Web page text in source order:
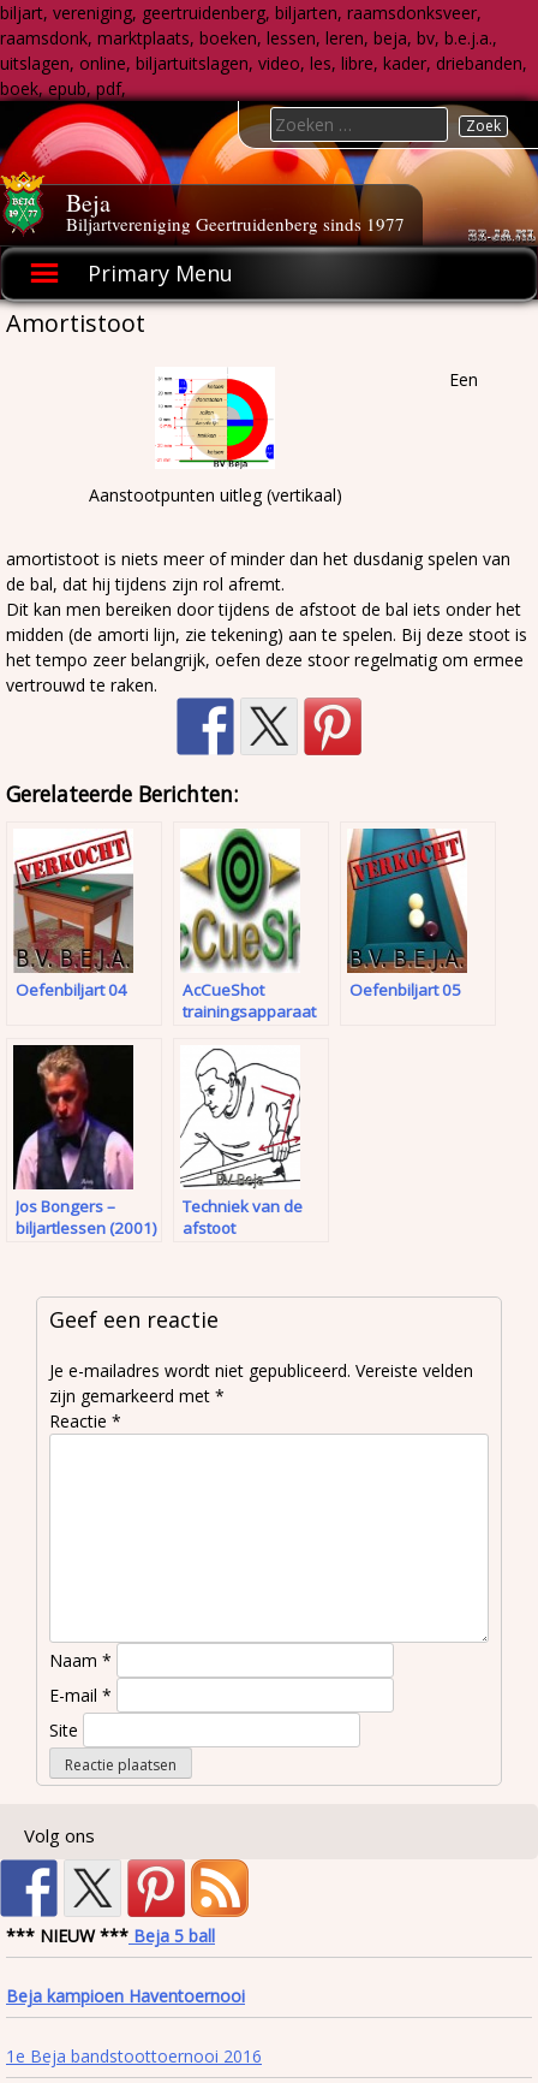
biljart, vereniging, geertruidenberg, biljarten, raamsdonksveer,
raamsdonk, marktplaats, boeken, lessen, leren, beja, bv, b.e.j.a.,
uitslagen, online, biljartuitslagen, video, les, libre, kader, driebanden,
boek, epub, pdf,
to
content
Beja
Biljartvereniging Geertruidenberg sinds 1977
Primary Menu
Search
for:
Amortistoot
Aanstootpunten uitleg (vertikaal)
Een
amortistoot is niets meer of minder dan het dusdanig spelen van
de bal, dat hij tijdens zijn rol afremt.
Dit kan men bereiken door tijdens de afstoot de bal iets onder het
midden (de amorti lijn, zie tekening) aan te spelen. Bij deze stoot is
het tempo zeer belangrijk, oefen deze stoor regelmatig om ermee
vertrouwd te raken.
Gerelateerde Berichten:
Oefenbiljart 04
AcCueShot
trainingsapparaat
Oefenbiljart 05
Jos Bongers –
biljartlessen (2001)
Techniek van de
afstoot
Geef een reactie
Je e-mailadres wordt niet gepubliceerd. Vereiste velden
zijn gemarkeerd met *
Reactie *
Naam *
E-mail *
Site
Volg ons
*** NIEUW *** Beja 5 ball
Beja kampioen Haventoernooi
1e Beja bandstoottoernooi 2016